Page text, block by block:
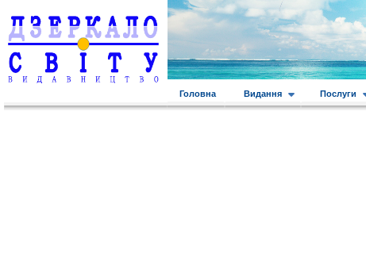
Головна Видання Послуги